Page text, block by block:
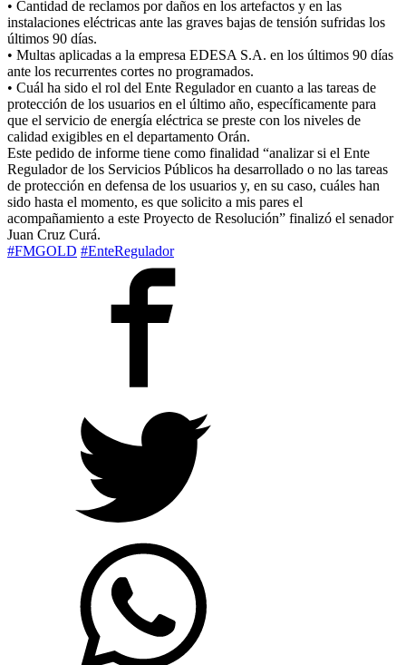
• Cantidad de reclamos por daños en los artefactos y en las
instalaciones eléctricas ante las graves bajas de tensión sufridas los
últimos 90 días.
• Multas aplicadas a la empresa EDESA S.A. en los últimos 90 días
ante los recurrentes cortes no programados.
• Cuál ha sido el rol del Ente Regulador en cuanto a las tareas de
protección de los usuarios en el último año, específicamente para
que el servicio de energía eléctrica se preste con los niveles de
calidad exigibles en el departamento Orán.
Este pedido de informe tiene como finalidad “analizar si el Ente
Regulador de los Servicios Públicos ha desarrollado o no las tareas
de protección en defensa de los usuarios y, en su caso, cuáles han
sido hasta el momento, es que solicito a mis pares el
acompañamiento a este Proyecto de Resolución” finalizó el senador
Juan Cruz Curá.
#FMGOLD #EnteRegulador